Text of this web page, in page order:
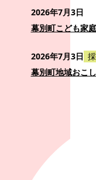
2026年7月3日
幕別町こども家
2026年7月3日
幕別町地域おこ